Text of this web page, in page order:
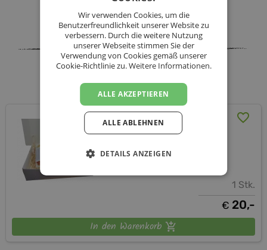
Facebook
TwitterMessenger
WhatsApp
LinkedIn
XING
Geschenkbox Sunshine
inkl. Versand (AT)
Goldglocke
1 Stk.
€ 20,-
In den Warenkorb
Wir verwenden Cookies, um die
Benutzerfreundlichkeit unserer Website zu
verbessern. Durch die weitere Nutzung
unserer Webseite stimmen Sie der
Verwendung von Cookies gemäß unserer
Cookie-Richtlinie zu.Weitere Informationen.
ALLE AKZEPTIEREN
ALLE ABLEHNEN
DETAILS ANZEIGEN